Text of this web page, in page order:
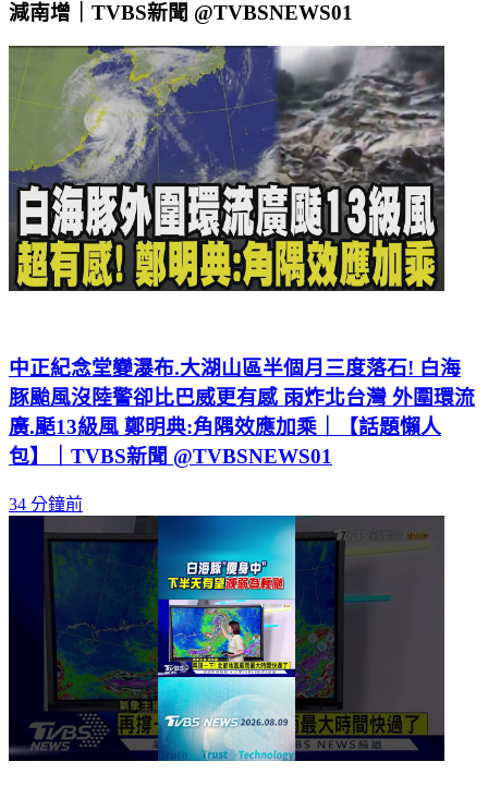
減南增｜TVBS新聞 @TVBSNEWS01
中正紀念堂變瀑布.大湖山區半個月三度落石! 白海
豚颱風沒陸警卻比巴威更有感 雨炸北台灣 外圍環流
廣.颳13級風 鄭明典:角隅效應加乘｜【話題懶人
包】｜TVBS新聞 @TVBSNEWS01
34 分鐘前